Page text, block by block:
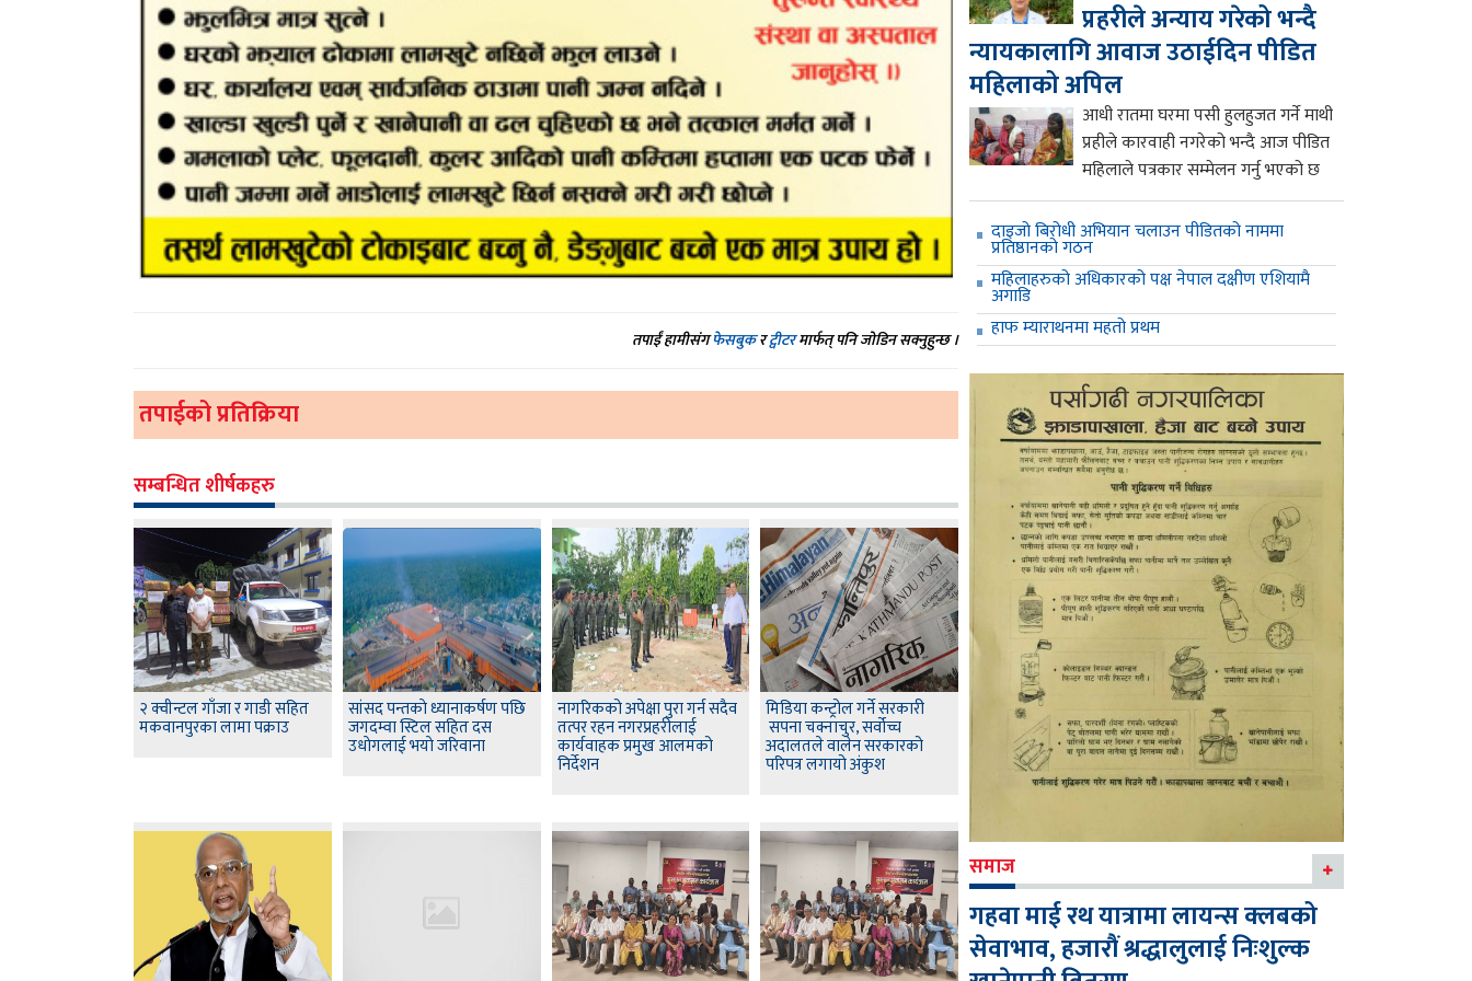
तपाईं हामीसंगफेसबुकरट्वीटरमार्फत् पनि जोडिन सक्नुहुन्छ ।
तपाईको प्रतिक्रिया
सम्बन्धित शीर्षकहरु
२ क्वीन्टल गाँजा र गाडी सहित
मकवानपुरका लामा पक्राउ
सांसद पन्तकाे ध्यानाकर्षण पछि
जगदम्वा स्टिल सहित दस
उधाेगलाई भयाे जरिवाना
नागरिकको अपेक्षा पुरा गर्न सदैव
तत्पर रहन नगरप्रहरीलाई
कार्यवाहक प्रमुख आलमको
निर्देशन
मिडिया कन्ट्रोल गर्ने सरकारी
सपना चक्नाचुर, सर्वोच्च
अदालतले वालेन सरकारको
परिपत्र लगायो अंकुश
प्रहरीले अन्याय गरेको भन्दै
न्यायकालागि आवाज उठाईदिन पीडित
महिलाको अपिल
आधी रातमा घरमा पसी हुलहुजत गर्ने माथी
प्रहीले कारवाही नगरेको भन्दै आज पीडित
महिलाले पत्रकार सम्मेलन गर्नु भएको छ
दाइजो बिरोधी अभियान चलाउन पीडितको नाममा
प्रतिष्ठानको गठन
महिलाहरुको अधिकारको पक्ष नेपाल दक्षीण एशियामै
अगाडि
हाफ म्याराथनमा महतो प्रथम
समाज
गहवा माई रथ यात्रामा लायन्स क्लबको
सेवाभाव, हजारौं श्रद्धालुलाई निःशुल्क